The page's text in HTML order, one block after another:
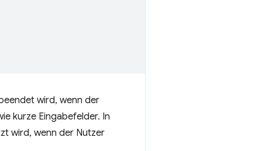
wird, wenn der
kurze Eingabefelder. In
wird, wenn der Nutzer